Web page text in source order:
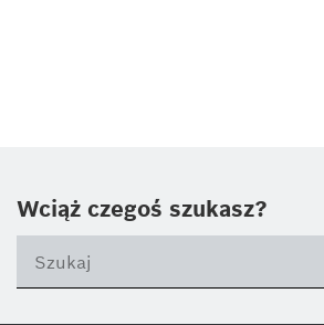
Wciąż czegoś szukasz?